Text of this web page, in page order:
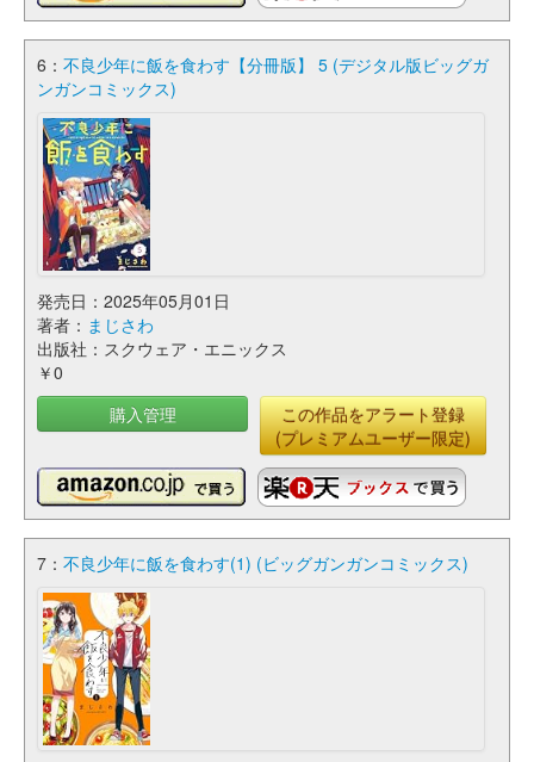
6： 不良少年に飯を食わす【分冊版】 5 (デジタル版ビッグガ
ンガンコミックス)
発売日：2025年05月01日
著者： まじさわ
出版社：スクウェア・エニックス
￥0
購入管理
この作品をアラート登録
(プレミアムユーザー限定)
7： 不良少年に飯を食わす(1) (ビッグガンガンコミックス)